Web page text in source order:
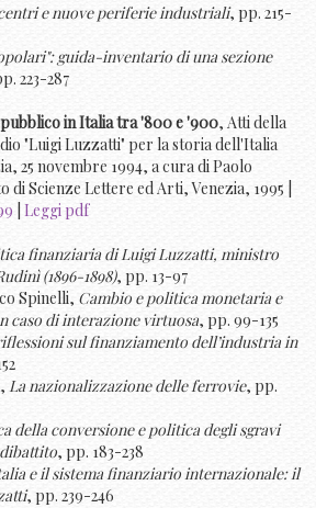
e nuove periferie industriali, pp. 215-
guida-inventario di una sezione
223-287
in Italia tra '800 e '900, Atti della
"Luigi Luzzatti" per la storia dell'Italia
25 novembre 1994, a cura di Paolo
Scienze Lettere ed Arti, Venezia, 1995 |
Leggi pdf
finanziaria di Luigi Luzzatti, ministro
(1896-1898), pp. 13-97
Spinelli, Cambio e politica monetaria e
caso di interazione virtuosa, pp. 99-135
sul finanziamento dell’industria in
La nazionalizzazione delle ferrovie, pp.
della conversione e politica degli sgravi
dibattito, pp. 183-238
e il sistema finanziario internazionale: il
, pp. 239-246